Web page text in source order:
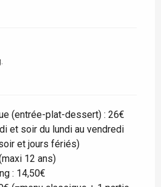
(entrée-plat-dessert) : 26€
et soir du lundi au vendredi
et jours fériés)
12 ans)
: 14,50€